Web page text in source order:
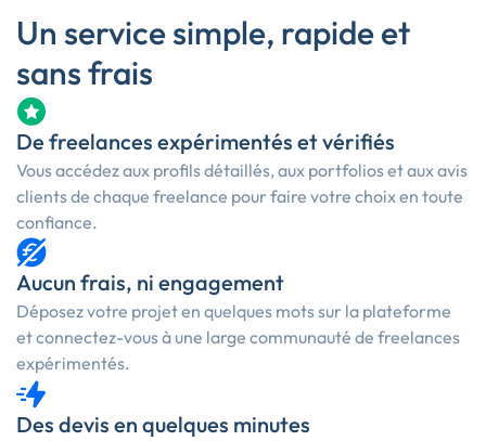
Un service simple, rapide et
sans frais
De freelances expérimentés et vérifiés
Vous accédez aux profils détaillés, aux portfolios et aux avis
clients de chaque freelance pour faire votre choix en toute
confiance.
Aucun frais, ni engagement
Déposez votre projet en quelques mots sur la plateforme
et connectez-vous à une large communauté de freelances
expérimentés.
Des devis en quelques minutes